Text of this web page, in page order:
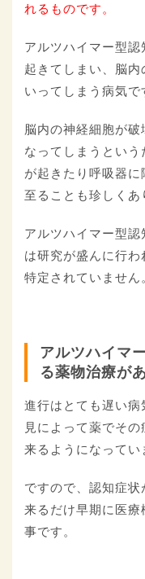
れるものです。
アルツハイマー型
起きてしまい、脳
いってしまう病気で
脳内の神経細胞が破
なってしまうとい
が起きたり呼吸器
至ることも珍しくあ
アルツハイマー型
は研究が盛んに行
特定されていません
アルツハイマ
る薬物治療が
進行はとても遅い
見によって薬でそ
来るようになってい
ですので、認知症
来るだけ早期に医
事です。